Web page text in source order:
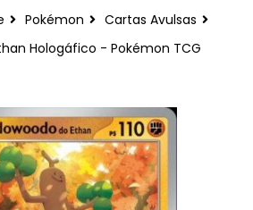
Pokémon
Cartas Avulsas
Hologáfico - Pokémon TCG